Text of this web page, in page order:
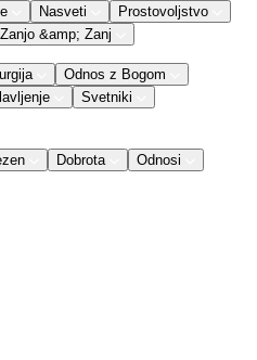
Nasveti
Prostovoljstvo
Zanjo &amp; Zanj
Odnos z Bogom
Svetniki
Dobrota
Odnosi